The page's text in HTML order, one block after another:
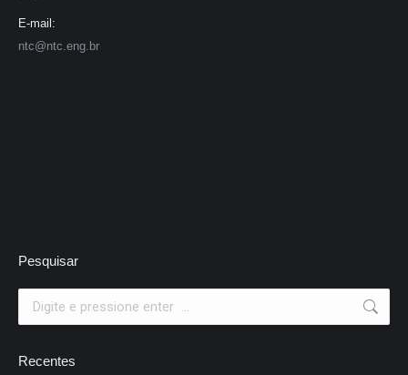
E-mail:
ntc@ntc.eng.br
Pesquisar
Recentes